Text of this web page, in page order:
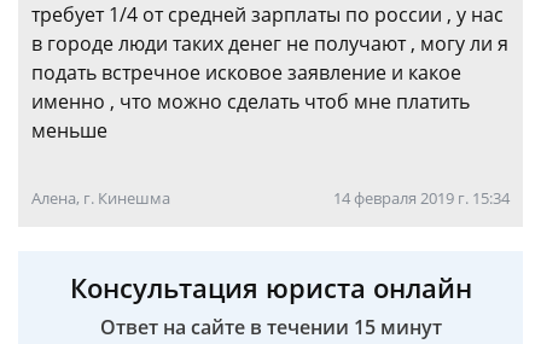
требует 1/4 от средней зарплаты по россии , у нас
в городе люди таких денег не получают , могу ли я
подать встречное исковое заявление и какое
именно , что можно сделать чтоб мне платить
меньше
Алена, г. Кинешма 14 февраля 2019 г. 15:34
Консультация юриста онлайн
Ответ на сайте в течении 15 минут